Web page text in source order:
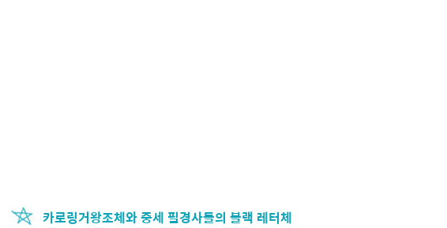
카로링거왕조체와 중세 필경사들의 블랙 레터체